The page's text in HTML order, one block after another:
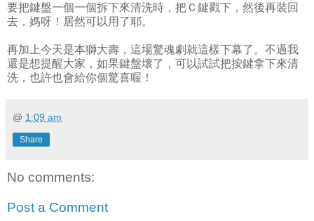
要把鍵盤一個一個拆下來清洗時，把Ｃ鍵戳下，然後再裝回
去，媽呀！居然可以用了耶。
再加上今天是本獅大壽，這場驚魂劇就這樣下幕了。不過我
還是想提醒大家，如果鍵盤壞了，可以試試把按鍵拿下來清
洗，也許也會給你個驚喜喔！
@ 1:09 am
Share
No comments:
Post a Comment